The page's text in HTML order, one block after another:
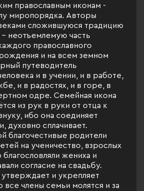
православным иконам -
миропорядка. Авторы
сложившуюся традицию
- неотъемлемую часть
православного
и на всем земном
путеводитель
и в учении, и в работе,
и в радостях, и в горе, в
одре. Семейная икона
из рук в руки от отца к
ибо она соединяет
духовно сплачивает.
благочестивые родители
на ученичество, взрослых
жениха и
согласие на свадьбу.
и укрепляет
все члены семьи молятся и за